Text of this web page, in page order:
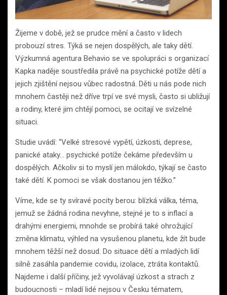
Žijeme v době, jež se prudce mění a často v lidech
probouzí stres. Týká se nejen dospělých, ale taky dětí.
Výzkumná agentura Behavio se ve spolupráci s organizací
Kapka naděje soustředila právě na psychické potíže dětí a
jejich zjištění nejsou vůbec radostná. Děti u nás pode nich
mnohem častěji než dříve trpí ve své mysli, často si ubližují
a rodiny, které jim chtějí pomoci, se ocitají ve svízelné
situaci.
Studie uvádí: “Velké stresové vypětí, úzkosti, deprese,
panické ataky… psychické potíže čekáme především u
dospělých. Ačkoliv si to myslí jen málokdo, týkají se často
také dětí. K pomoci se však dostanou jen těžko.”
Víme, kde se ty svíravé pocity berou: blízká válka, téma,
jemuž se žádná rodina nevyhne, stejné je to s inflací a
drahými energiemi, mnohde se probírá také ohrožující
změna klimatu, výhled na vysušenou planetu, kde žít bude
mnohem těžší než dosud. Do situace dětí a mladých lidí
silně zasáhla pandemie covidu, izolace, ztráta kontaktů.
Najdeme i další příčiny, jež vyvolávají úzkost a strach z
budoucnosti – mladí lidé nejsou v Česku tématem,